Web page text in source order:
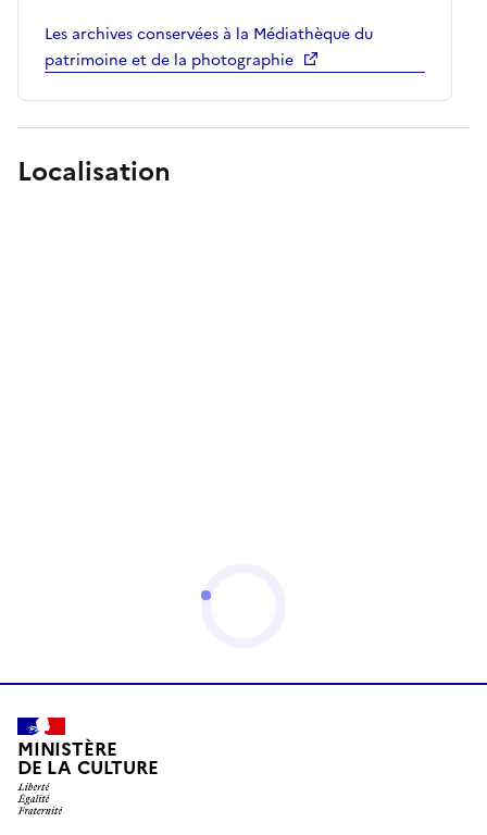
Les archives conservées à la Médiathèque du
patrimoine et de la photographie
Localisation
MINISTÈRE
DE LA CULTURE